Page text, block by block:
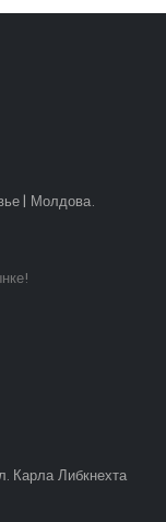
| Молдова.
Карла Либкнехта